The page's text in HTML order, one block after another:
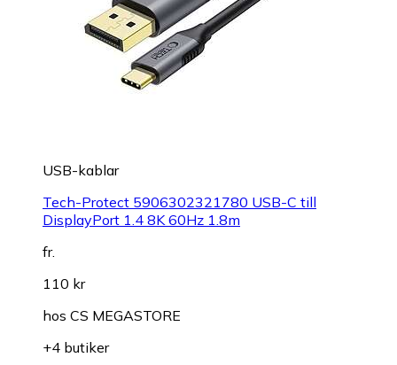
USB-kablar
Tech-Protect 5906302321780 USB-C till
DisplayPort 1.4 8K 60Hz 1.8m
fr.
110 kr
hos CS MEGASTORE
+4 butiker